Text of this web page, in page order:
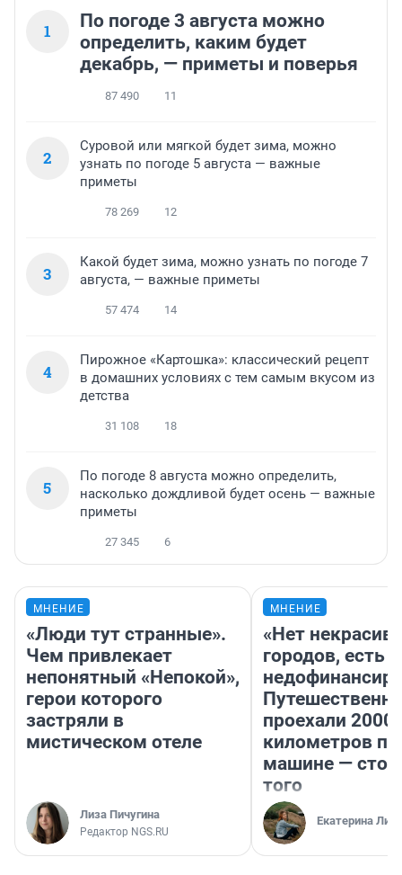
1
По погоде 3 августа можно
определить, каким будет
декабрь, — приметы и поверья
87 490 11
2
Суровой или мягкой будет зима, можно
узнать по погоде 5 августа — важные
приметы
78 269 12
3
Какой будет зима, можно узнать по погоде 7
августа, — важные приметы
57 474 14
4
Пирожное «Картошка»: классический рецепт
в домашних условиях с тем самым вкусом из
детства
31 108 18
5
По погоде 8 августа можно определить,
насколько дождливой будет осень — важные
приметы
27 345 6
МНЕНИЕ
«Люди тут странные».
Чем привлекает
непонятный «Непокой»,
герои которого
застряли в
мистическом отеле
Лиза Пичугина
Редактор NGS.RU
МНЕНИЕ
«Нет
городов, есть
проехали 2000
километров по
машине —
того
Екатерина